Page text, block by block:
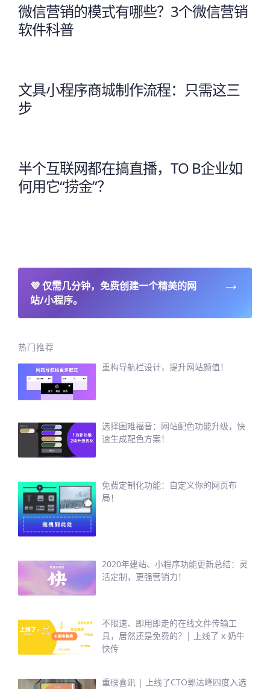
微信营销的模式有哪些？3个微信营销
软件科普
文具小程序商城制作流程：只需这三
步
半个互联网都在搞直播，TO B企业如
何用它“捞金”？
💜仅需几分钟，免费创建一个精美的网
站/小程序。
→
热门推荐
重构导航栏设计，提升网站颜值！
选择困难福音：网站配色功能升级，快
速生成配色方案！
免费定制化功能：自定义你的网页布
局！
2020年建站、小程序功能更新总结：灵
活定制，更强营销力！
不限速、即用即走的在线文件传输工
具，居然还是免费的？| 上线了 x 奶牛
快传
重磅喜讯 | 上线了CTO郭达峰四度入选